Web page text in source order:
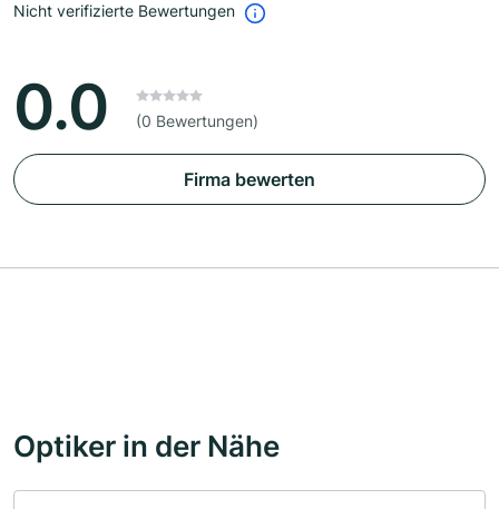
Nicht verifizierte Bewertungen
0.0 (0 Bewertungen)
Firma bewerten
Optiker in der Nähe